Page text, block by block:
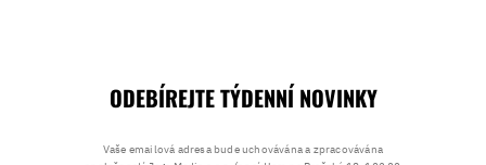
ODEBÍREJTE TÝDENNÍ NOVINKY
Vaše emailová adresa bude uchovávána a zpracovávána